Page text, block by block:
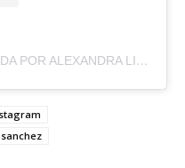
UNA PUBLICACIÓN COMPARTIDA POR ALEXANDRA LITVINOVA | MODEL & ? MAMA (@LITVINOVA_ALEXANDRA)